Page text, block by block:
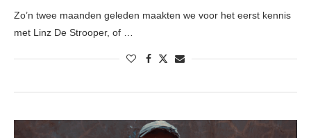
Zo’n twee maanden geleden maakten we voor het eerst kennis
met Linz De Strooper, of …